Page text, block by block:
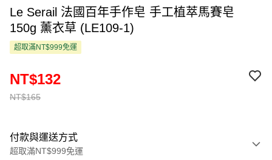
Le Serail 法國百年手作皂 手工植萃馬賽皂
150g 薰衣草 (LE109-1)
超取滿NT$999免運
NT$165
NT$132
付款與運送方式
超取滿NT$999免運